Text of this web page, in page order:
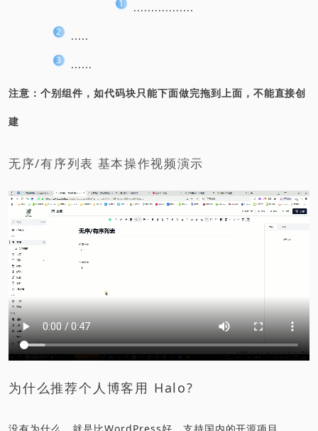
.................
.....
......
注意：个别组件，如代码块只能下面做完拖到上面，不能直接创
建
无序/有序列表 基本操作视频演示
为什么推荐个人博客用 Halo?
没有为什么，就是比WordPress好，支持国内的开源项目。